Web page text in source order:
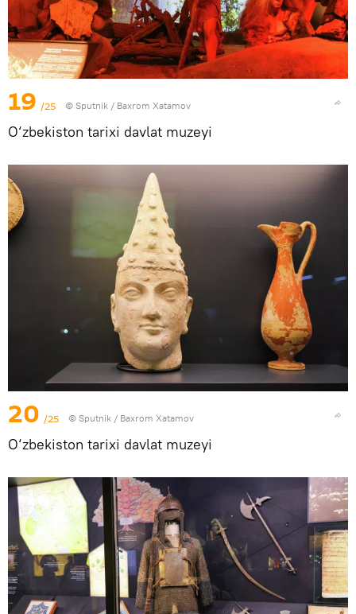
19 /25 © Sputnik / Baxrom Xatamov
O‘zbekiston tarixi davlat muzeyi
20 /25 © Sputnik / Baxrom Xatamov
O‘zbekiston tarixi davlat muzeyi